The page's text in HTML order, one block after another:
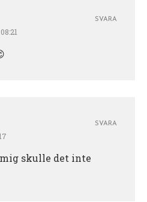
SVARA
skulle det inte
SVARA